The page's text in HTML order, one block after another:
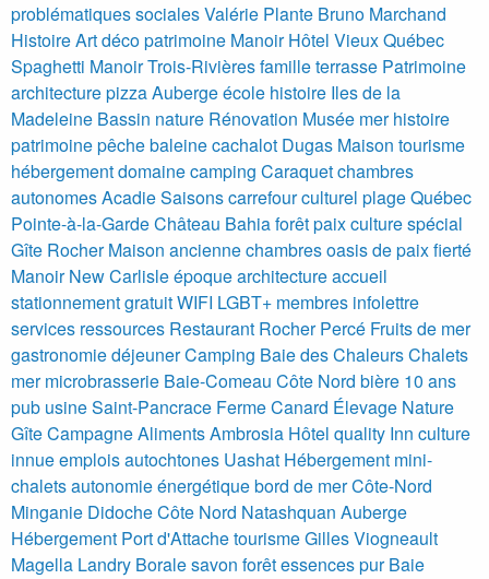
problématiques sociales Valérie Plante Bruno Marchand
Histoire Art déco patrimoine Manoir Hôtel Vieux Québec
Spaghetti Manoir Trois-Rivières famille terrasse Patrimoine
architecture pizzaAuberge école histoire Iles de la
Madeleine Bassin nature Rénovation Musée mer histoire
patrimoine pêche baleine cachalot Dugas Maison tourisme
hébergement domaine camping Caraquet chambres
autonomesAcadieSaisonscarrefour culturel plageQuébec
Pointe-à-la-GardeChâteau Bahiaforêtpaixculturespécial
Gîte Rocher Maison anciennechambresoasis de paixfierté
Manoir New Carlisleépoquearchitectureaccueil
stationnement gratuitWIFI LGBT+ membres infolettre
services ressources Restaurant Rocher Percé Fruits de mer
gastronomiedéjeunerCamping Baie des ChaleursChalets
mer microbrasserie Baie-Comeau Côte Nord bière 10 ans
pub usine Saint-Pancrace Ferme Canard Élevage Nature
Gîte Campagne Aliments Ambrosia Hôtel quality Inn culture
innue emplois autochtones Uashat Hébergement mini-
chalets autonomie énergétique bord de mer Côte-Nord
Minganie DidocheCôte Nord Natashquan Auberge
Hébergement Port d'Attache tourisme Gilles Viogneault
Magella Landry Borale savon forêt essences pur Baie